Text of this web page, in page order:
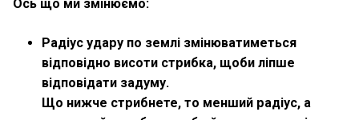
Ось що ми змінюємо:
Радіус удару по землі змінюватиметься
відповідно висоти стрибка, щоби ліпше
відповідати задуму.
Що нижче стрибнете, то менший радіус, а